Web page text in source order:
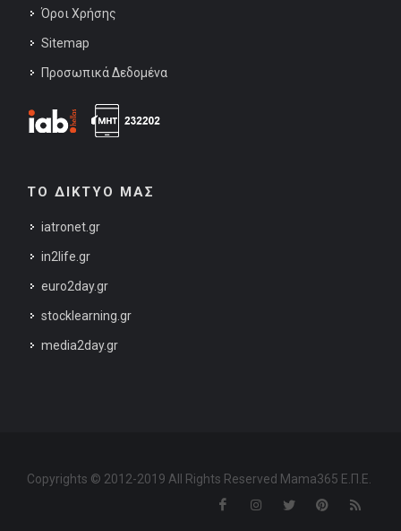
Όροι Χρήσης
Sitemap
Προσωπικά Δεδομένα
ΤΟ ΔΙΚΤΥΟ ΜΑΣ
iatronet.gr
in2life.gr
euro2day.gr
stocklearning.gr
media2day.gr
Copyrights © 2012-2019 All Rights Reserved Mama365 Ε.Π.Ε.